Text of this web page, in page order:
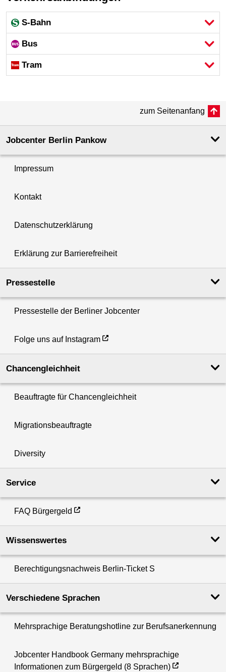
S-Bahn
Bus
Tram
zum Seitenanfang
Jobcenter Berlin Pankow
Impressum
Kontakt
Datenschutzerklärung
Erklärung zur Barrierefreiheit
Pressestelle
Pressestelle der Berliner Jobcenter
Folge uns auf Instagram
Chancengleichheit
Beauftragte für Chancengleichheit
Migrationsbeauftragte
Diversity
Service
FAQ Bürgergeld
Wissenswertes
Berechtigungsnachweis Berlin-Ticket S
Verschiedene Sprachen
Mehrsprachige Beratungshotline zur Berufsanerkennung
Jobcenter Handbook Germany mehrsprachige
Informationen zum Bürgergeld (8 Sprachen)